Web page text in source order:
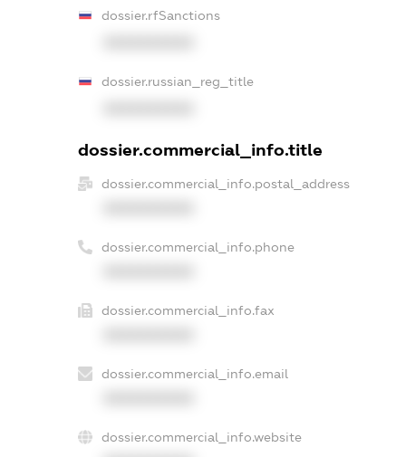
dossier.rfSanctions
dossier.russian_reg_title
dossier.commercial_info.title
dossier.commercial_info.postal_address
dossier.commercial_info.phone
dossier.commercial_info.fax
dossier.commercial_info.email
dossier.commercial_info.website